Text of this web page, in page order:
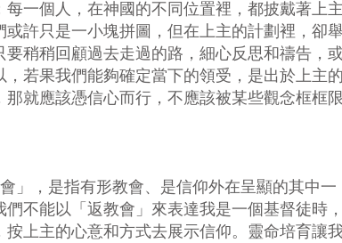
一個人，在神國的不同位置裡，都披戴著上
許只是一小塊拼圖，但在上主的計劃裡，卻舉
稍稍回顧過去走過的路，細心反思和禱告，
若果我們能夠確定當下的領受，是出於上主的
就應該憑信心而行，不應該被某些觀念框框限
」，是指有形教會、是信仰外在呈顯的其中一
不能以「返教會」來表達我是一個基督徒時，
上主的心意和方式去展示信仰。靈命培育讓